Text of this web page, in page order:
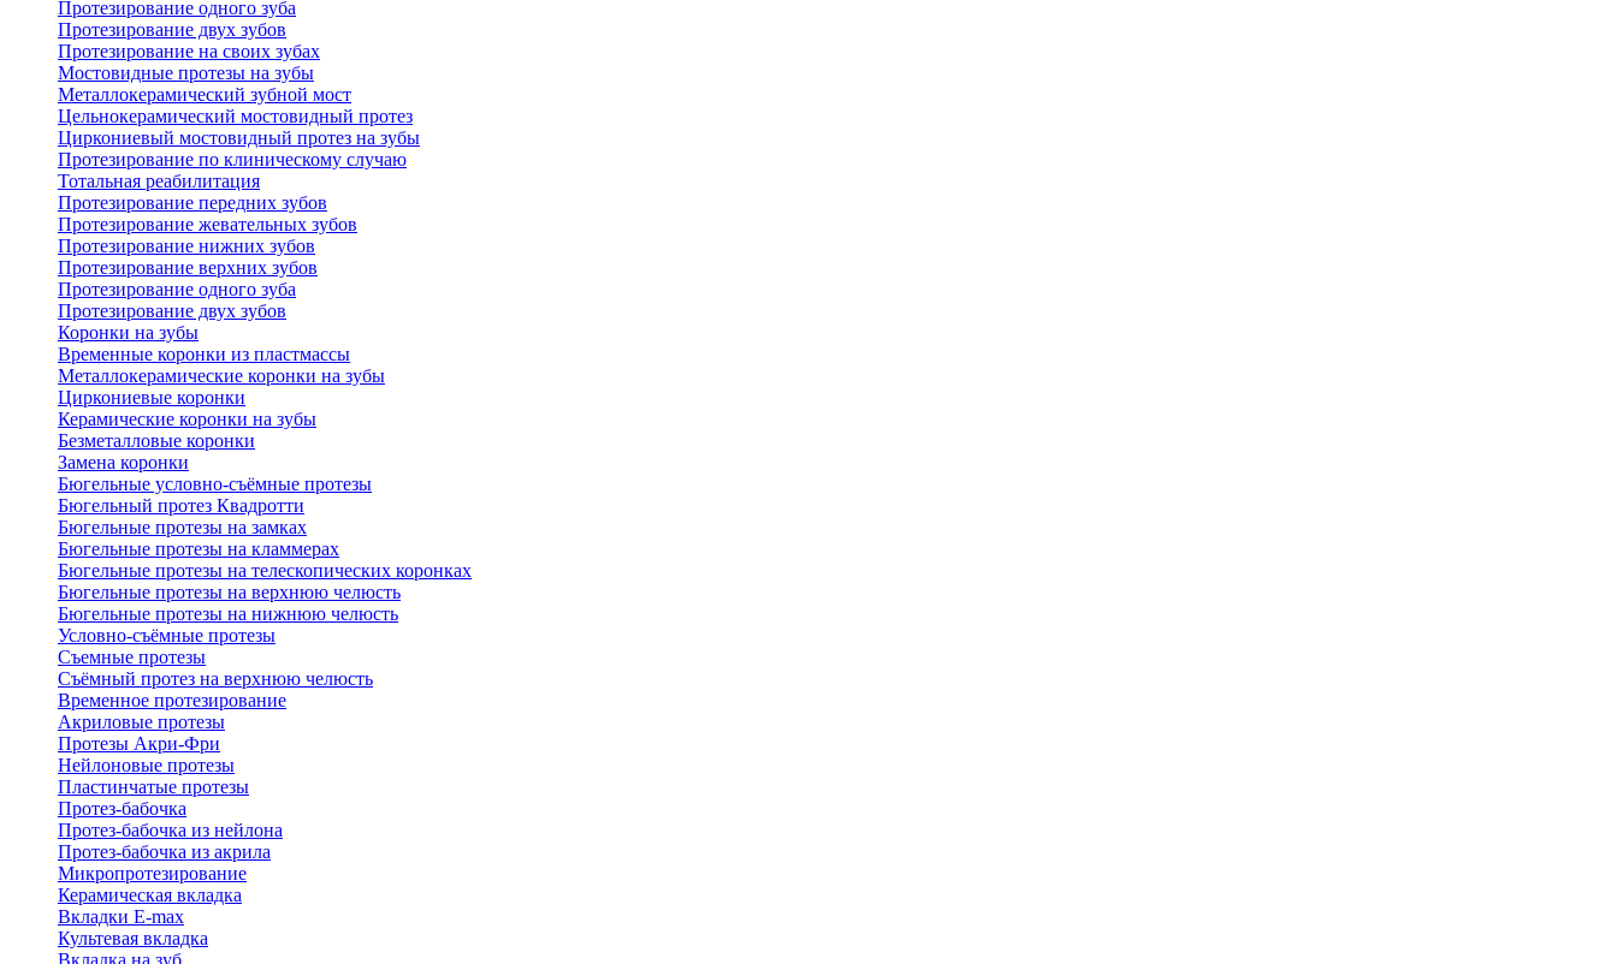
Протезирование одного зуба
Протезирование двух зубов
Протезирование на своих зубах
Мостовидные протезы на зубы
Металлокерамический зубной мост
Цельнокерамический мостовидный протез
Циркониевый мостовидный протез на зубы
Протезирование по клиническому случаю
Тотальная реабилитация
Протезирование передних зубов
Протезирование жевательных зубов
Протезирование нижних зубов
Протезирование верхних зубов
Протезирование одного зуба
Протезирование двух зубов
Коронки на зубы
Временные коронки из пластмассы
Металлокерамические коронки на зубы
Циркониевые коронки
Керамические коронки на зубы
Безметалловые коронки
Замена коронки
Бюгельные условно-съёмные протезы
Бюгельный протез Квадротти
Бюгельные протезы на замках
Бюгельные протезы на кламмерах
Бюгельные протезы на телескопических коронках
Бюгельные протезы на верхнюю челюсть
Бюгельные протезы на нижнюю челюсть
Условно-съёмные протезы
Съемные протезы
Съёмный протез на верхнюю челюсть
Временное протезирование
Акриловые протезы
Протезы Акри-Фри
Нейлоновые протезы
Пластинчатые протезы
Протез-бабочка
Протез-бабочка из нейлона
Протез-бабочка из акрила
Микропротезирование
Керамическая вкладка
Вкладки E-max
Культевая вкладка
Вкладка на зуб